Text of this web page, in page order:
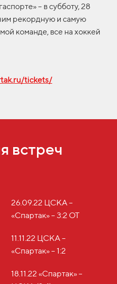
– в субботу, 28
рекордную и самую
команде, все на хоккей
tickets/
встреч
26.09.22 ЦСКА –
«Спартак» – 3:2 ОТ
11.11.22 ЦСКА –
«Спартак» – 1:2
18.11.22 «Спартак» –